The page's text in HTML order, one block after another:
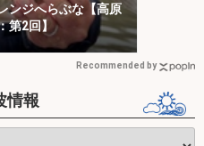
ンジへらぶな【高原
第2回】
Recommended by
情報